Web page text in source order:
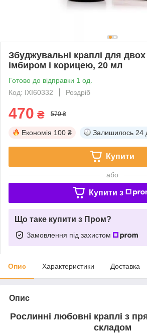
Збуджувальні краплі для
імбиром і корицею, 20 мл
Готово до відправки 1 од.
Код: IXI60332
Роздріб
470 ₴ 570 ₴
Економія 100 ₴ Залишилось 24
Купити
або
Купити з
Що таке купити з Пром?
Замовлення під захистом
Опис Характеристики Доставка
Опис
Рослинні любовні краплі з
складом